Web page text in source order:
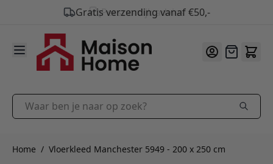
Gratis verzending vanaf €50,-
9.9/10
Ga naar de inhoud
Offerte
Waar ben je naar op zoek?
Home / Vloerkleed Manchester 5949 - 200 x 250 cm